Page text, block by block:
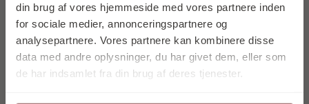
din brug af vores hjemmeside med vores partnere inden
for sociale medier, annonceringspartnere og
analysepartnere. Vores partnere kan kombinere disse
data med andre oplysninger, du har givet dem, eller som
de har indsamlet fra din brug af deres tjenester.
Tilmeld mig nu